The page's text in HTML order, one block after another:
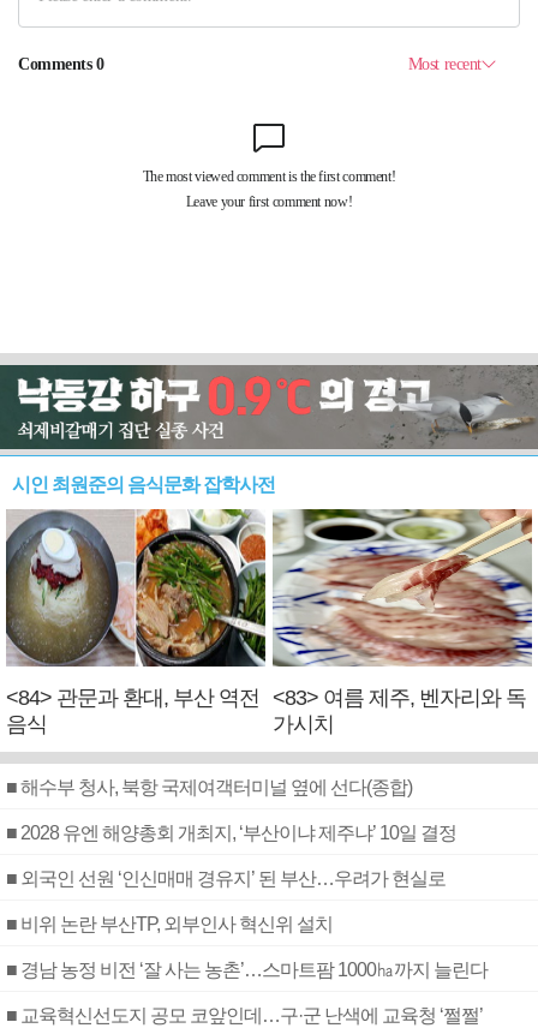
시인 최원준의 음식문화 잡학사전
<84> 관문과 환대, 부산 역전
음식
<83> 여름 제주, 벤자리와 독
가시치
■ 해수부 청사, 북항 국제여객터미널 옆에 선다(종합)
■ 2028 유엔 해양총회 개최지, ‘부산이냐 제주냐’ 10일 결정
■ 외국인 선원 ‘인신매매 경유지’ 된 부산…우려가 현실로
■ 비위 논란 부산TP, 외부인사 혁신위 설치
■ 경남 농정 비전 ‘잘 사는 농촌’…스마트팜 1000㏊까지 늘린다
■ 교육혁신선도지 공모 코앞인데…구·군 난색에 교육청 ‘쩔쩔’